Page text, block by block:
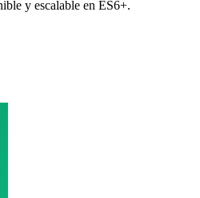
y escalable en ES6+.